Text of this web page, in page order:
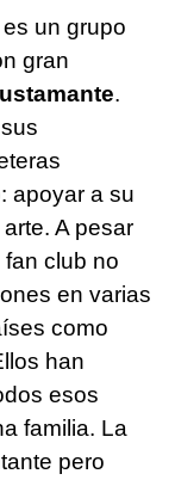
es un grupo
gran
.
apoyar a su
A pesar
club no
en varias
como
han
esos
familia. La
pero